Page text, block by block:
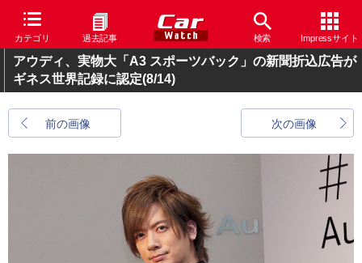
カテゴリ 過去記事 検索 Impressサイト
アウディ、実物大「A3 スポーツバック」の新聞折込広告が
ギネス世界記録に認定(8/14)
前の画像 次の画像